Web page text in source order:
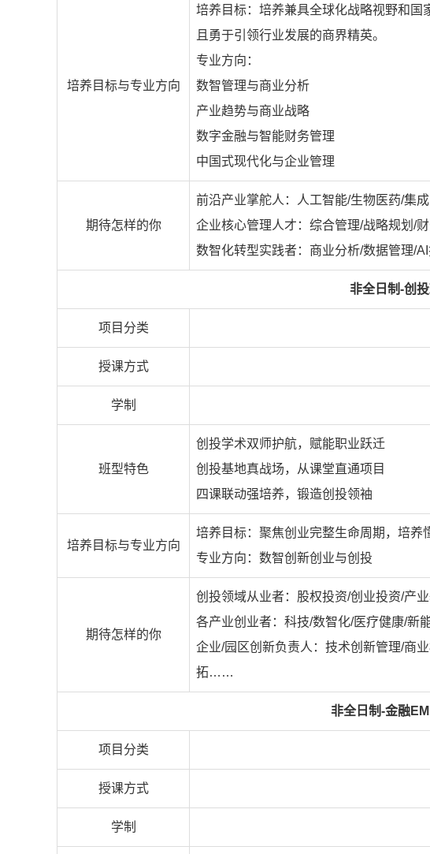
培养目标与专业方向
培养目标：培养兼具全球化战略视野和
且勇于引领行业发展的商界精英。
专业方向：
数智管理与商业分析
产业趋势与商业战略
数字金融与智能财务管理
中国式现代化与企业管理
期待怎样的你
前沿产业掌舵人：人工智能/生物医药/集
企业核心管理人才：综合管理/战略规划/
数智化转型实践者：商业分析/数据管理/
非全日制-创
项目分类
授课方式
学制
班型特色
创投学术双师护航，赋能职业跃迁
创投基地真战场，从课堂直通项目
四课联动强培养，锻造创投领袖
培养目标与专业方向
培养目标：聚焦创业完整生命周期，培养
专业方向：数智创新创业与创投
期待怎样的你
创投领域从业者：股权投资/创业投资/产
各产业创业者：科技/数智化/医疗健康/
企业/园区创新负责人：技术创新管理/商
拓……
非全日制-金融
项目分类
授课方式
学制